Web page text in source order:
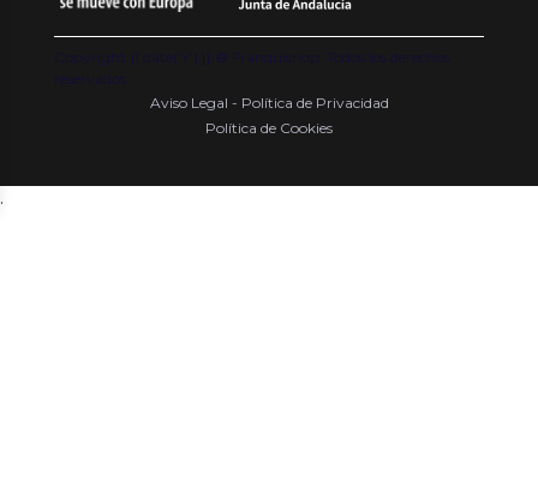
Copyright {{ date('Y') }} ® Franquishop. Todos los derechos
reservados
Aviso Legal - Política de Privacidad
Política de Cookies
.